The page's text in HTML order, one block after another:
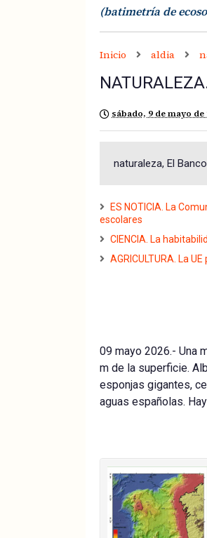
(batimetría de
Inicio aldia
sábado, 9 de mayo de
naturaleza, El
ES NOTICIA. La
escolares
CIENCIA. La
AGRICULTURA. La
09 mayo 2026.- Una
m de la superficie.
esponjas gigantes,
aguas españolas.